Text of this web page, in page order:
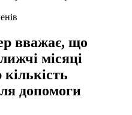
вважає, що
місяці
допомоги